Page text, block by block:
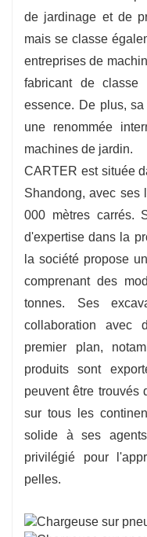
de jardinage et de
mais se classe
entreprises de
fabricant de classe
essence. De plus,
une renommée
machines de jardin.
CARTER est située
Shandong, avec ses
000 mètres carrés.
d'expertise dans la
la société propose
comprenant des
tonnes. Ses
collaboration avec
premier plan,
produits sont
peuvent être trouvés
sur tous les
solide à ses
privilégié pour
pelles.